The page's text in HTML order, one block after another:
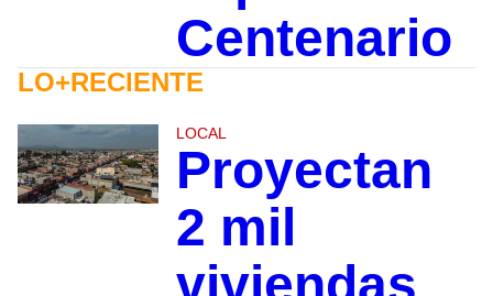
Centenario
LO+RECIENTE
LOCAL
Proyectan
2 mil